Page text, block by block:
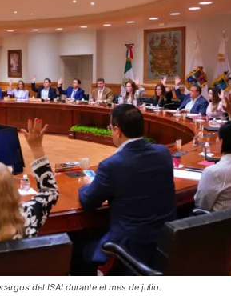
del ISAI durante el mes de julio.